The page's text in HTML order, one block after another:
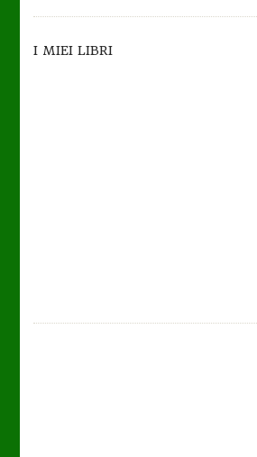
I MIEI LIBRI